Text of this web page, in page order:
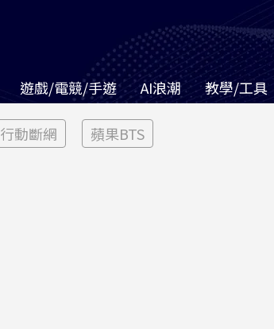
遊戲/電競/手遊 AI浪潮 教學/工具
行動斷網 蘋果BTS